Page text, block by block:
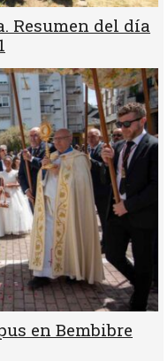
Resumen del día
en Bembibre